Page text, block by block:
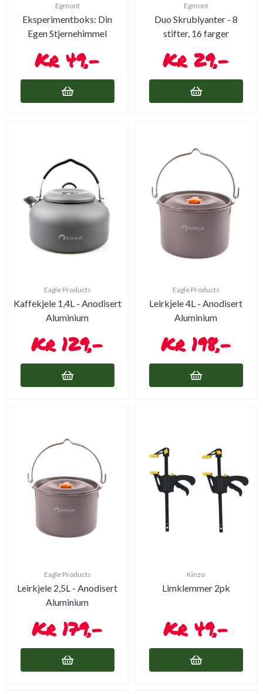
Egmont
Eksperimentboks: Din
Egen Stjernehimmel
49,-
Egmont
Duo Skrublyanter - 8
stifter, 16 farger
29,-
Eagle Products
Kaffekjele 1,4L - Anodisert
Aluminium
129,-
Eagle Products
Leirkjele 4L - Anodisert
Aluminium
198,-
Eagle Products
Leirkjele 2,5L - Anodisert
Aluminium
179,-
Kinzo
Limklemmer 2pk
49,-